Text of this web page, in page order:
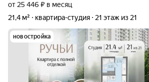
от 25 446 ₽ в месяц
21,4 м²
квартира-студия 21 этаж из 21
новостройка